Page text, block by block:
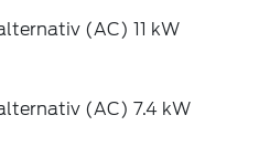
(AC) 11 kW
(AC) 7.4 kW